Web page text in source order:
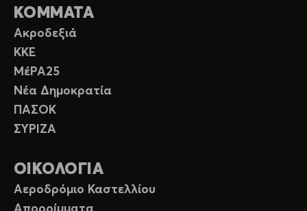
ΚΟΜΜΑΤΑ
Ακροδεξιά
ΚΚΕ
ΜέΡΑ25
Νέα Δημοκρατία
ΠΑΣΟΚ
ΣΥΡΙΖΑ
ΟΙΚΟΛΟΓΙΑ
Αεροδρόμιο Καστελλίου